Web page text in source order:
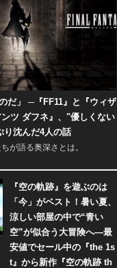
だ」 ─『FF11』と『ウィザ
ツ ダフネ』、"優しくない
り沈んだ4人の話
が語る奥深さとは。
『空の軌跡』を遊ぶのは
「今」がベスト！暑い夏、
涼しい部屋の中で“青い
空”が似合う大冒険へ―最
安値でセール中の『the 1s
t』から新作『空の軌跡 th